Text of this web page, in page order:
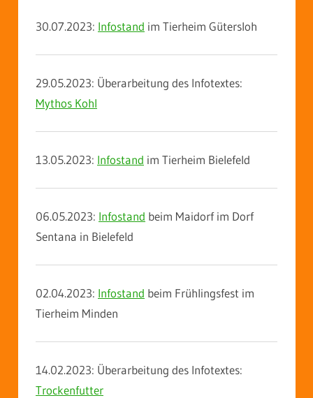
30.07.2023: Infostand im Tierheim Gütersloh
29.05.2023: Überarbeitung des Infotextes:
Mythos Kohl
13.05.2023: Infostand im Tierheim Bielefeld
06.05.2023: Infostand beim Maidorf im Dorf
Sentana in Bielefeld
02.04.2023: Infostand beim Frühlingsfest im
Tierheim Minden
14.02.2023: Überarbeitung des Infotextes:
Trockenfutter